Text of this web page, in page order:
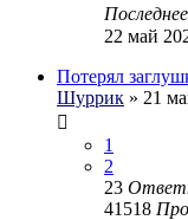
22 май
Потерял
Шуррик » 21
1
2
23
41518